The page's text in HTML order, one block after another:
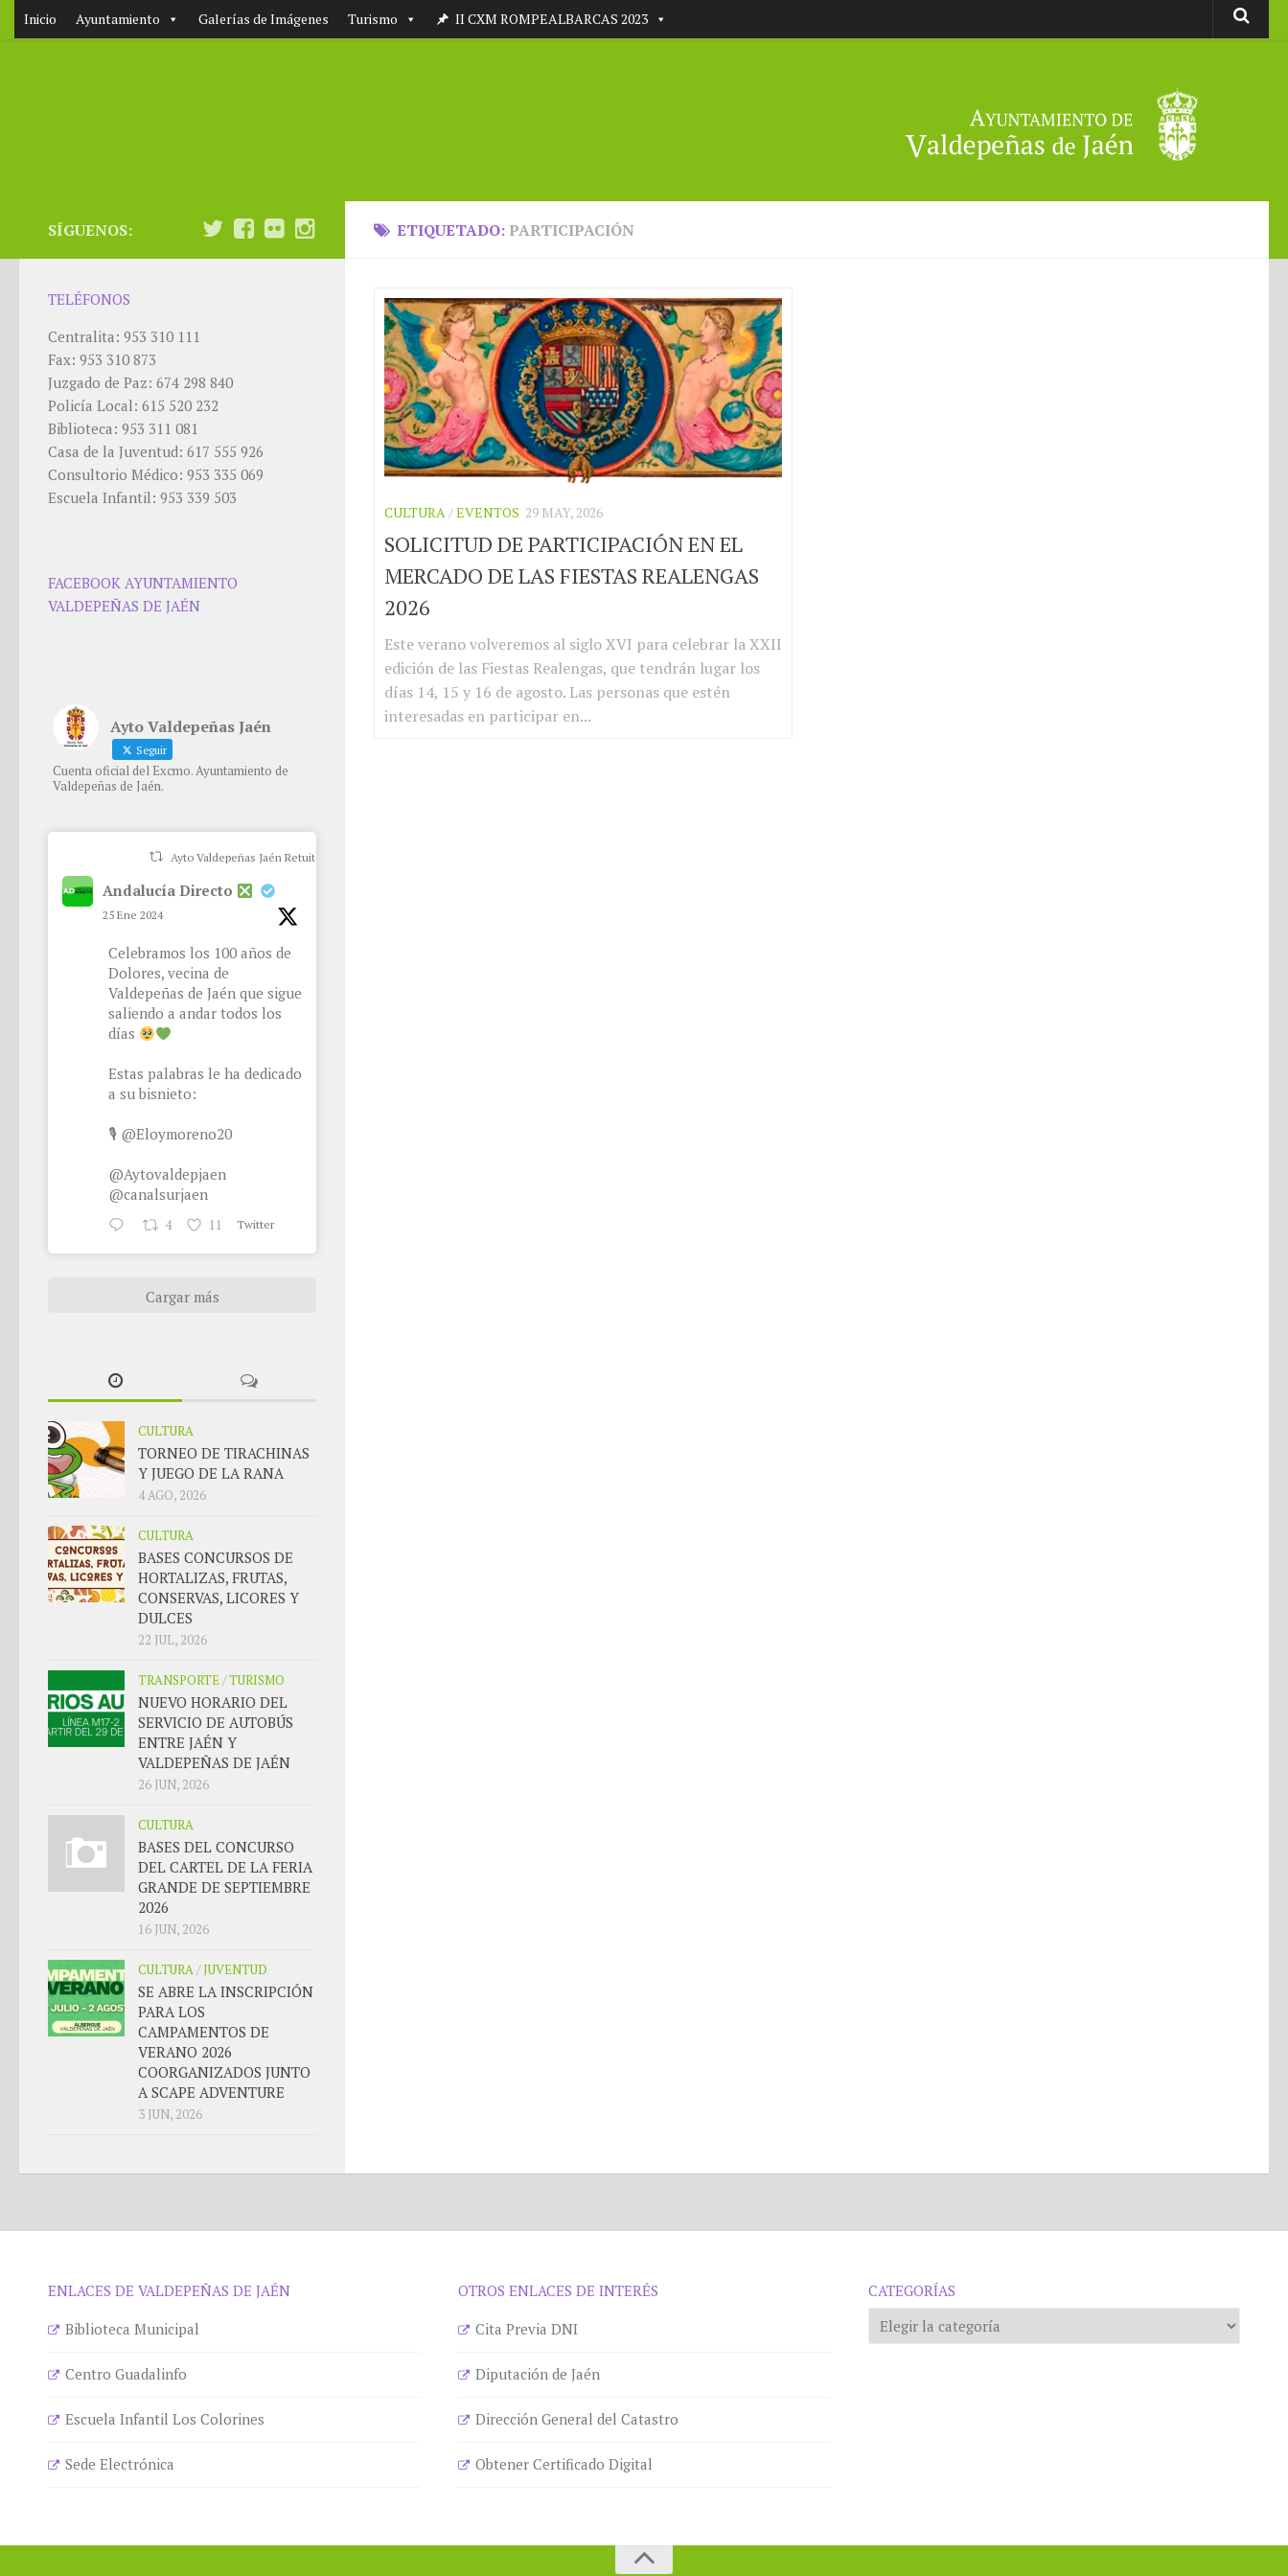
Inicio Ayuntamiento Galerías de Imágenes Turismo II CXM ROMPEALBARCAS 2023
ETIQUETADO: PARTICIPACIÓN
CULTURA /EVENTOS 29 MAY, 2026
SOLICITUD DE PARTICIPACIÓN EN EL
MERCADO DE LAS FIESTAS REALENGAS
2026
Este verano volveremos al siglo XVI para celebrar la XXII
edición de las Fiestas Realengas, que tendrán lugar los
días 14, 15 y 16 de agosto. Las personas que estén
interesadas en participar en...
SÍGUENOS:
TELÉFONOS
Centralita: 953 310 111
Fax: 953 310 873
Juzgado de Paz: 674 298 840
Policía Local: 615 520 232
Biblioteca: 953 311 081
Casa de la Juventud: 617 555 926
Consultorio Médico: 953 335 069
Escuela Infantil: 953 339 503
FACEBOOK AYUNTAMIENTO
VALDEPEÑAS DE JAÉN
Ayto Valdepeñas Jaén
Seguir
Cuenta oficial del Excmo. Ayuntamiento de
Valdepeñas de Jaén.
Ayto Valdepeñas Jaén Retuiteado
Andalucía Directo
25 Ene 2024
Celebramos los 100 años de
Dolores, vecina de
Valdepeñas de Jaén que sigue
saliendo a andar todos los
días
Estas palabras le ha dedicado
a su bisnieto:
🎙 @Eloymoreno20
@Aytovaldepjaen
@canalsurjaen
4 11 Twitter
Cargar más
CULTURA
TORNEO DE TIRACHINAS
Y JUEGO DE LA RANA
4 AGO, 2026
CULTURA
BASES CONCURSOS DE
HORTALIZAS, FRUTAS,
CONSERVAS, LICORES Y
DULCES
22 JUL, 2026
TRANSPORTE/TURISMO
NUEVO HORARIO DEL
SERVICIO DE AUTOBÚS
ENTRE JAÉN Y
VALDEPEÑAS DE JAÉN
26 JUN, 2026
CULTURA
BASES DEL CONCURSO
DEL CARTEL DE LA FERIA
GRANDE DE SEPTIEMBRE
2026
16 JUN, 2026
CULTURA/JUVENTUD
SE ABRE LA INSCRIPCIÓN
PARA LOS
CAMPAMENTOS DE
VERANO 2026
COORGANIZADOS JUNTO
A SCAPE ADVENTURE
3 JUN, 2026
ENLACES DE VALDEPEÑAS DE JAÉN
Biblioteca Municipal
Centro Guadalinfo
Escuela Infantil Los Colorines
Sede Electrónica
OTROS ENLACES DE INTERÉS
Cita Previa DNI
Diputación de Jaén
Dirección General del Catastro
Obtener Certificado Digital
CATEGORÍAS
Categorías